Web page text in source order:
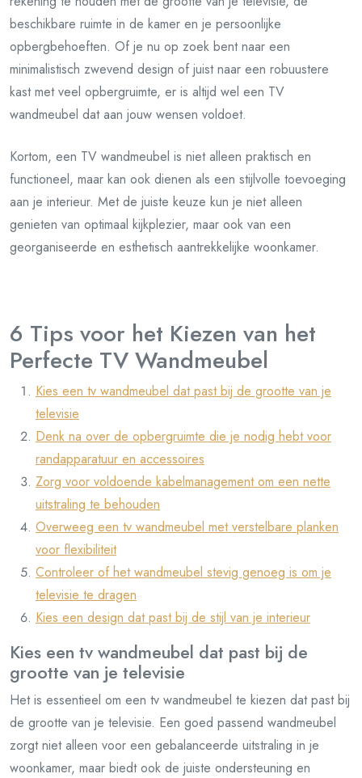
beschikbare ruimte in de kamer en je persoonlijke
opbergbehoeften. Of je nu op zoek bent naar een
minimalistisch zwevend design of juist naar een robuustere
kast met veel opbergruimte, er is altijd wel een TV
wandmeubel dat aan jouw wensen voldoet.
Kortom, een TV wandmeubel is niet alleen praktisch en
functioneel, maar kan ook dienen als een stijlvolle toevoeging
aan je interieur. Met de juiste keuze kun je niet alleen
genieten van optimaal kijkplezier, maar ook van een
georganiseerde en esthetisch aantrekkelijke woonkamer.
6 Tips voor het Kiezen van het
Perfecte TV Wandmeubel
Kies een tv wandmeubel dat past bij de grootte van je
televisie
Denk na over de opbergruimte die je nodig hebt voor
randapparatuur en accessoires
Zorg voor voldoende kabelmanagement om een nette
uitstraling te behouden
Overweeg een tv wandmeubel met verstelbare planken
voor flexibiliteit
Controleer of het wandmeubel stevig genoeg is om je
televisie te dragen
Kies een design dat past bij de stijl van je interieur
Kies een tv wandmeubel dat past bij de
grootte van je televisie
Het is essentieel om een tv wandmeubel te kiezen dat past bij
de grootte van je televisie. Een goed passend wandmeubel
zorgt niet alleen voor een gebalanceerde uitstraling in je
woonkamer, maar biedt ook de juiste ondersteuning en